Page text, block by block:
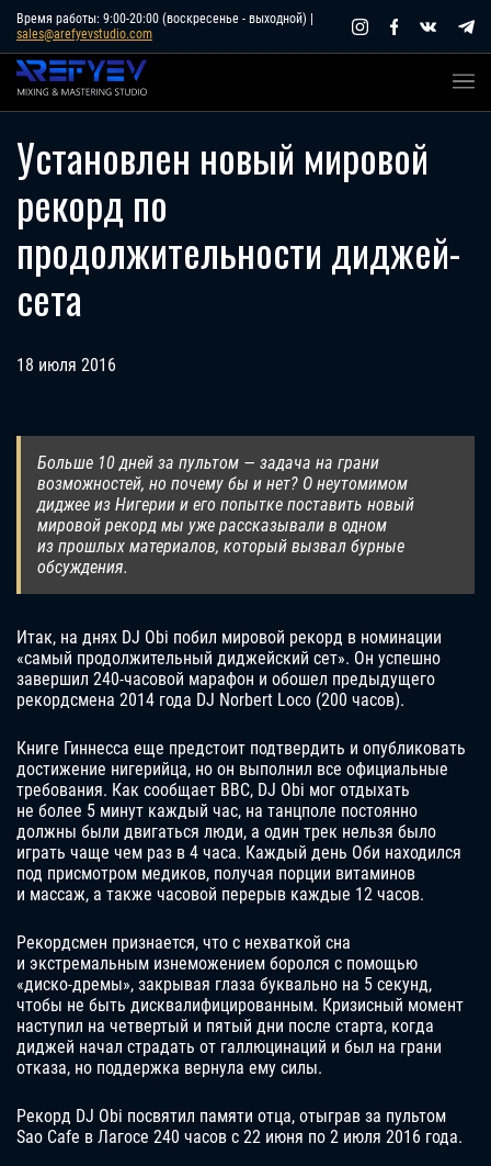
Skip
content
Время работы: 9:00-20:00 (воскресенье - выходной) |
sales@arefyevstudio.com
Установлен новый мировой
рекорд по
продолжительности диджей-
сета
18 июля 2016
Больше 10 дней за пультом — задача на грани
возможностей, но почему бы и нет? О неутомимом
диджее из Нигерии и его попытке поставить новый
мировой рекорд мы уже рассказывали в одном
из прошлых материалов, который вызвал бурные
обсуждения.
Итак, на днях DJ Obi побил мировой рекорд в номинации
«самый продолжительный диджейский сет». Он успешно
завершил 240-часовой марафон и обошел предыдущего
рекордсмена 2014 года DJ Norbert Loco (200 часов).
Книге Гиннесса еще предстоит подтвердить и опубликовать
достижение нигерийца, но он выполнил все официальные
требования. Как сообщает BBC, DJ Obi мог отдыхать
не более 5 минут каждый час, на танцполе постоянно
должны были двигаться люди, а один трек нельзя было
играть чаще чем раз в 4 часа. Каждый день Оби находился
под присмотром медиков, получая порции витаминов
и массаж, а также часовой перерыв каждые 12 часов.
Рекордсмен признается, что с нехваткой сна
и экстремальным изнеможением боролся с помощью
«диско-дремы», закрывая глаза буквально на 5 секунд,
чтобы не быть дисквалифицированным. Кризисный момент
наступил на четвертый и пятый дни после старта, когда
диджей начал страдать от галлюцинаций и был на грани
отказа, но поддержка вернула ему силы.
Рекорд DJ Obi посвятил памяти отца, отыграв за пультом
Sao Cafe в Лагосе 240 часов с 22 июня по 2 июля 2016 года.